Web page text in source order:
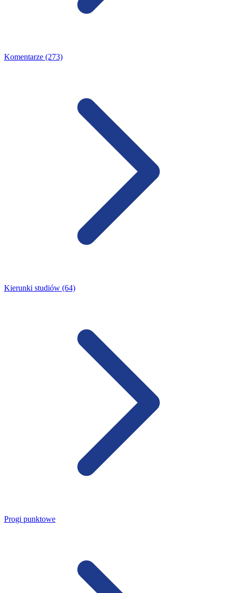
Komentarze (273)
Kierunki studiów (64)
Progi punktowe